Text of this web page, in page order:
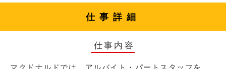
仕事詳細
仕事内容